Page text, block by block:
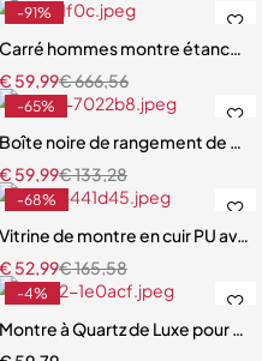
pour Femme
-91%
Carré hommes montre étanche
€666,56
€ 59,99
de luxe
-65%
Boîte noire de rangement de
€133,28
€ 59,99
accessoire de luxe
-68%
Vitrine de montre en cuir PU
€165,58
€ 52,99
pour homme
-4%
Montre à Quartz de Luxe pour